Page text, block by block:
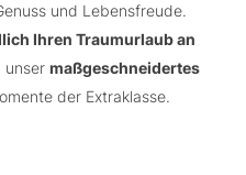
und Lebensfreude.
Ihren Traumurlaub an
unser maßgeschneidertes
der Extraklasse.